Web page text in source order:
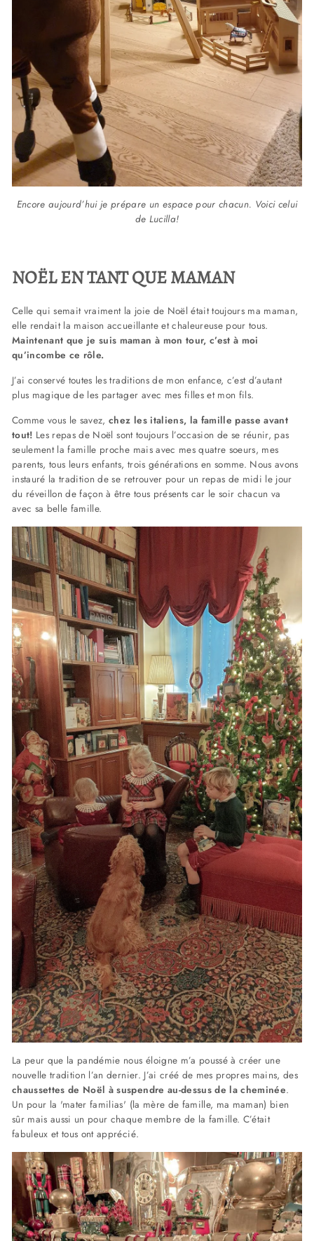
Encore aujourd’hui je prépare un espace pour chacun. Voici celui
de Lucilla!
NOËL EN TANT QUE MAMAN
Celle qui semait vraiment la joie de Noël était toujours ma maman,
elle rendait la maison accueillante et chaleureuse pour tous.
Maintenant que je suis maman à mon tour, c’est à moi
qu’incombe ce rôle.
J’ai conservé toutes les traditions de mon enfance, c’est d’autant
plus magique de les partager avec mes filles et mon fils.
Comme vous le savez,chez les italiens, la famille passe avant
tout! Les repas de Noël sont toujours l’occasion de se réunir, pas
seulement la famille proche mais avec mes quatre soeurs, mes
parents, tous leurs enfants, trois générations en somme. Nous avons
instauré la tradition de se retrouver pour un repas de midi le jour
du réveillon de façon à être tous présents car le soir chacun va
avec sa belle famille.
La peur que la pandémie nous éloigne m’a poussé à créer une
nouvelle tradition l’an dernier. J’ai créé de mes propres mains, des
chaussettes de Noël à suspendre au-dessus de la cheminée.
Un pour la 'mater familias' (la mère de famille, ma maman) bien
sûr mais aussi un pour chaque membre de la famille. C’était
fabuleux et tous ont apprécié.